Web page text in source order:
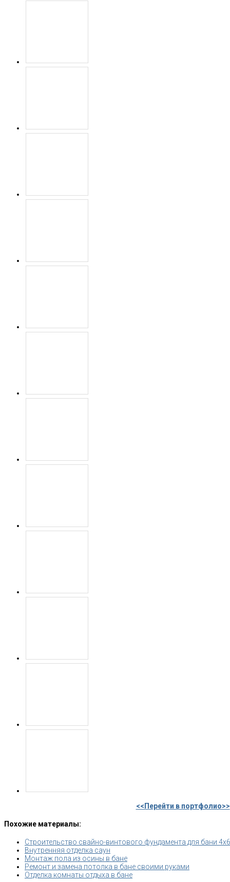
<<Перейти в портфолио>>
Похожие материалы:
Строительство свайно-винтового фундамента для бани 4х6
Внутренняя отделка саун
Монтаж пола из осины в бане
Ремонт и замена потолка в бане своими руками
Отделка комнаты отдыха в бане